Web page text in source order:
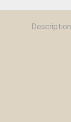
Description